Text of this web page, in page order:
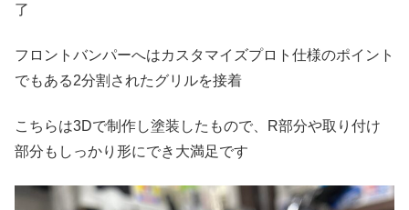
了
フロントバンパーへはカスタマイズプロト仕様のポイント
でもある2分割されたグリルを接着
こちらは3Dで制作し塗装したもので、R部分や取り付け
部分もしっかり形にでき大満足です